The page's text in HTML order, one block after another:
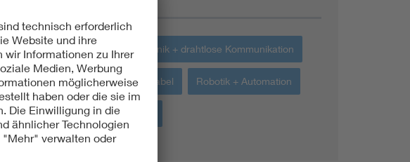
Funktechnik + drahtlose Kommunikation
Energiekabel Robotik + Automation
Industrie